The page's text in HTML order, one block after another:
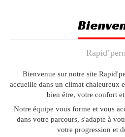
Bienvenue sur notre site
accueille dans un climat chaleureux
bien être, votre confort
Notre équipe vous forme et vous
dans votre parcours, s'adapte à
votre progression et